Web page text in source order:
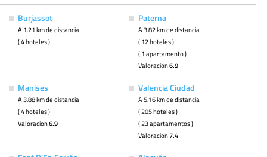
Burjassot
A 1.21 km de distancia
( 4 hoteles )
Paterna
A 3.82 km de distancia
( 12 hoteles )
( 1 apartamento )
Valoracion6.9
Manises
A 3.88 km de distancia
( 4 hoteles )
Valoracion6.9
Valencia Ciudad
A 5.16 km de distancia
( 205 hoteles )
( 23 apartamentos )
Valoracion7.4